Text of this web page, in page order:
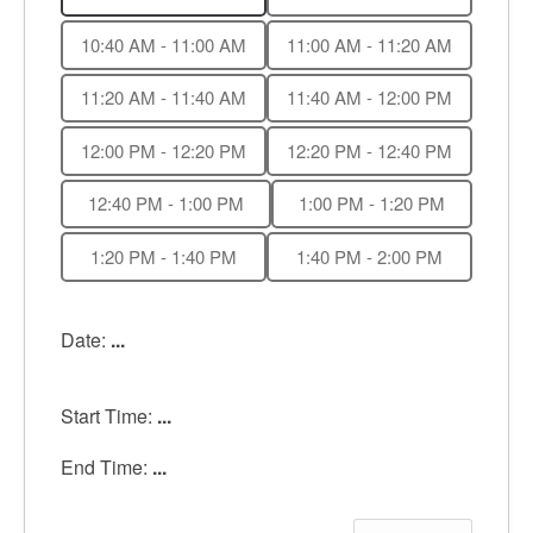
Ik ben lid van de Beroepsvereniging
Mantelzorg
Cliënt-tevredenheid
Aanmelden Dag van de Mantelzorg 2019 (regio
Prinsenbeek- Breda- Etten Leur)
Laatste Nieuws
Inschrijfformulier
Cookie beleid
Boekingsformulier
Full Day Booking
10:40 AM - 11:00 AM 11:00 AM - 11:20 AM
11:20 AM - 11:40 AM 11:40 AM - 12:00 PM
12:00 PM - 12:20 PM 12:20 PM - 12:40 PM
12:40 PM - 1:00 PM 1:00 PM - 1:20 PM
1:20 PM - 1:40 PM 1:40 PM - 2:00 PM
Date: ...
Start Time: ...
End Time: ...